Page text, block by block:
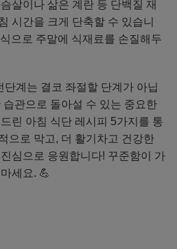
살이나 삶은 계란 등 단백질 재
시간을 크게 단축할 수 있습니
으로 주말에 식재료를 손질해두
계는 결코 좌절할 단계가 아닙
관으로 돌아설 수 있는 중요한
린 아침 식단 레시피 5가지를 통
으로 막고, 더 활기차고 건강한
심으로 응원합니다! 꾸준함이 가
세요. 💪